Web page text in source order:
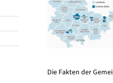
Die Fakten der